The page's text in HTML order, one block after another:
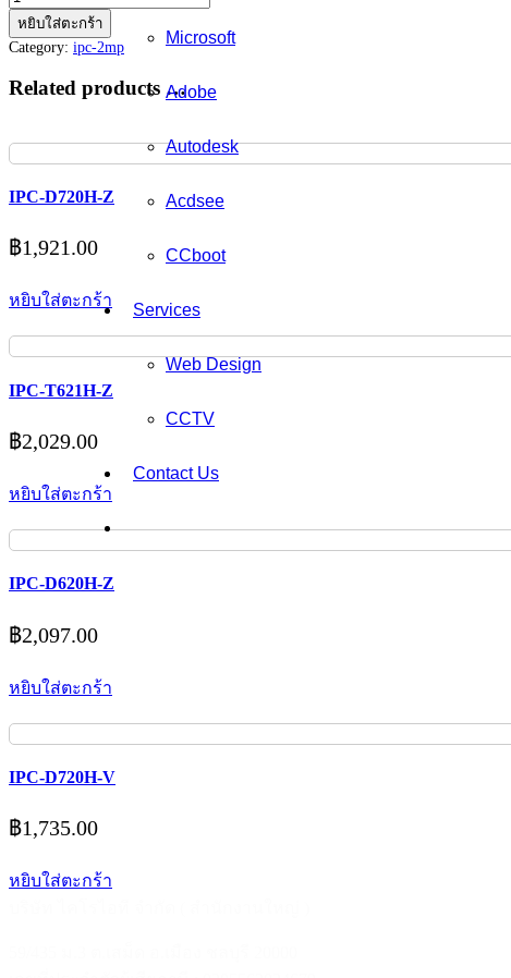
Microsoft
Adobe
Autodesk
Acdsee
CCboot
Services
Web Design
CCTV
Contact Us
IPC-
B121H-
ชิ้น
หยิบใส่ตะกร้า
Category: ipc-2mp
Related products …
IPC-D720H-Z
฿1,921.00
หยิบใส่ตะกร้า
IPC-T621H-Z
฿2,029.00
หยิบใส่ตะกร้า
IPC-D620H-Z
฿2,097.00
หยิบใส่ตะกร้า
IPC-D720H-V
฿1,735.00
หยิบใส่ตะกร้า